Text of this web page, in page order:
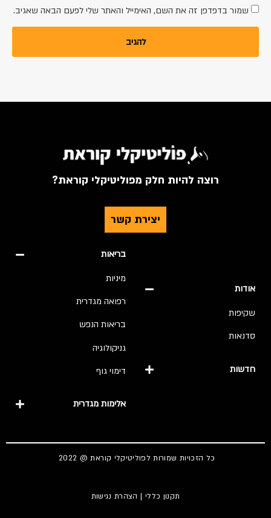
שמור בדפדפן זה את השם, האימייל והאתר שלי לפעם הבאה שאגיב.
רוצה להיות חלק מפוליטיקלי קוראת?
יצירת קשר
אודות
שקיפות
סדנאות
חדשות
בריאות
מיניות
רפואה מגדרית
בריאות הנפש
גניקולוגיה
דימוי גוף
אלימות מגדרית
כל הזכויות שמורות לפוליטיקלי קוראת @ 2022
תקנון כללי | הצהרת נגישות